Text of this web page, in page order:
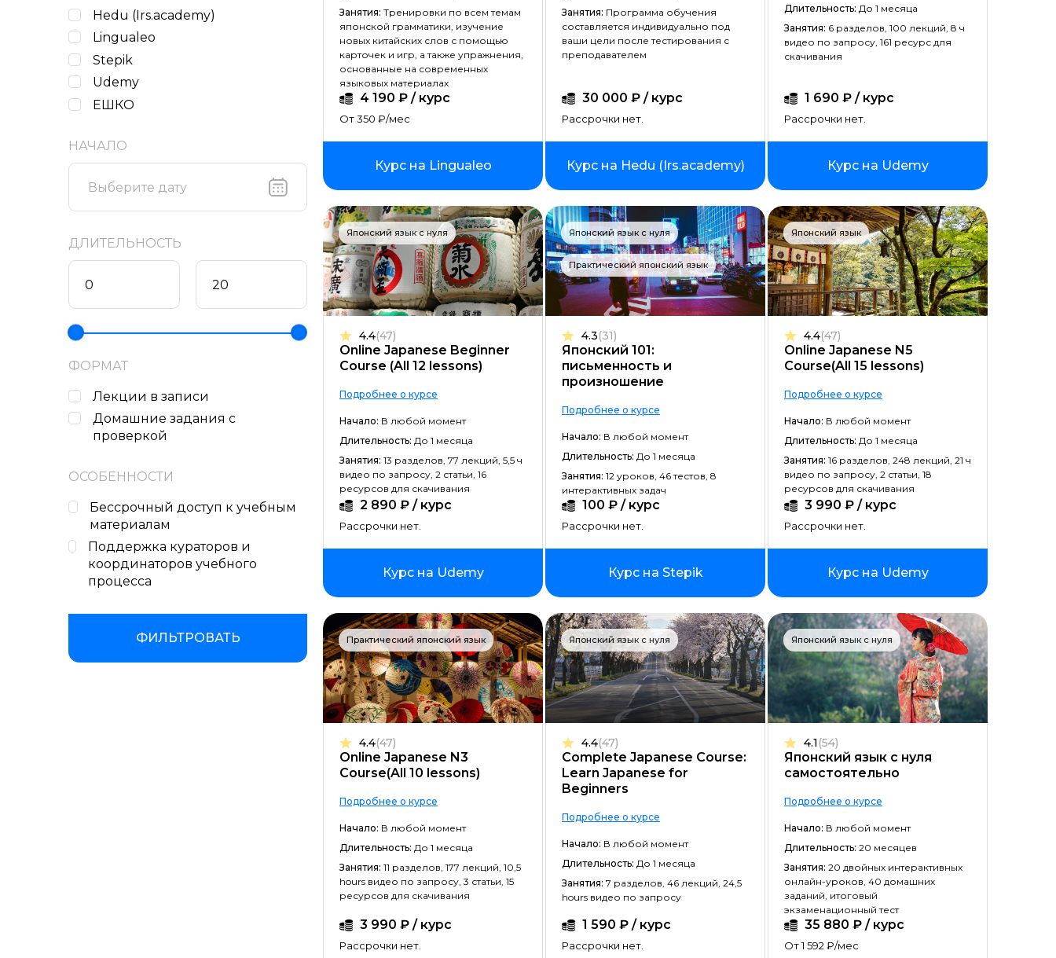
PHP-разработка
Верстка на HTML/CSS
DevOps
QA-тестирование
IOS-разработка
Информационная безопасность
Разработка на C#
Разработка на C++
Разработка на Kotlin
Разработка игр на Unreal Engine
Разработка на Swift
Фреймворк Laravel
Golang-разработка
VR/AR разработка
1C-разработка
Фреймворк React.JS
Фреймворк Spring
Фреймворк Django
Работа с GIT
Фреймворк Flutter
Алгоритмы и структуры данных
ООП
Программирование с нуля
Программирование с трудоустройством
Работа с Ansible
Backend-разработка
No-code разработка
Fullstack-разработка
Hedu (Irs.academy)
Lingualeo
Stepik
Udemy
ЕШКО
НАЧАЛО
ДЛИТЕЛЬНОСТЬ
ФОРМАТ
Лекции в записи
Домашние задания c
проверкой
ОСОБЕННОСТИ
Бессрочный доступ к учебным
материалам
Поддержка кураторов и
координаторов учебного
процесса
ФИЛЬТРОВАТЬ
Длительность ↑
Длительность ↓
Занятия: Тренировки по всем темам
японской грамматики, изучение
новых китайских слов с помощью
карточек и игр, а также упражнения,
основанные на современных
языковых материалах
4 190 ₽ / курс
От 350 ₽/мес
Курс на Lingualeo
Занятия: Программа обучения
составляется индивидуально под
ваши цели после тестирования с
преподавателем
30 000 ₽ / курс
Рассрочки нет.
Курс на Hedu (Irs.academy)
Длительность: До 1 месяца
Занятия: 6 разделов, 100 лекций, 8 ч
видео по запросу, 161 ресурс для
скачивания
1 690 ₽ / курс
Рассрочки нет.
Курс на Udemy
Японский язык с нуля
Online Japanese Beginner
Course (All 12 lessons)
4.4(47)
Подробнее о курсе
Начало: В любой момент
Длительность: До 1 месяца
Занятия: 13 разделов, 77 лекций, 5,5 ч
видео по запросу, 2 статьи, 16
ресурсов для скачивания
2 890 ₽ / курс
Рассрочки нет.
Курс на Udemy
Японский язык с нуля
Практический японский язык
Японский 101:
письменность и
произношение
4.3(31)
Подробнее о курсе
Начало: В любой момент
Длительность: До 1 месяца
Занятия: 12 уроков, 46 тестов, 8
интерактивных задач
100 ₽ / курс
Рассрочки нет.
Курс на Stepik
Японский язык
Online Japanese N5
Course(All 15 lessons)
4.4(47)
Подробнее о курсе
Начало: В любой момент
Длительность: До 1 месяца
Занятия: 16 разделов, 248 лекций, 21 ч
видео по запросу, 2 статьи, 18
ресурсов для скачивания
3 990 ₽ / курс
Рассрочки нет.
Курс на Udemy
Практический японский язык
Online Japanese N3
Course(All 10 lessons)
4.4(47)
Подробнее о курсе
Начало: В любой момент
Длительность: До 1 месяца
Занятия: 11 разделов, 177 лекций, 10,5
hours видео по запросу, 3 статьи, 15
ресурсов для скачивания
3 990 ₽ / курс
Рассрочки нет.
Японский язык с нуля
Complete Japanese Course:
Learn Japanese for
Beginners
4.4(47)
Подробнее о курсе
Начало: В любой момент
Длительность: До 1 месяца
Занятия: 7 разделов, 46 лекций, 24,5
hours видео по запросу
1 590 ₽ / курс
Рассрочки нет.
Японский язык с нуля
Японский язык с нуля
самостоятельно
4.1(54)
Подробнее о курсе
Начало: В любой момент
Длительность: 20 месяцев
Занятия: 20 двойных интерактивных
онлайн-уроков, 40 домашних
заданий, итоговый
экзаменационный тест
35 880 ₽ / курс
От 1 592 ₽/мес